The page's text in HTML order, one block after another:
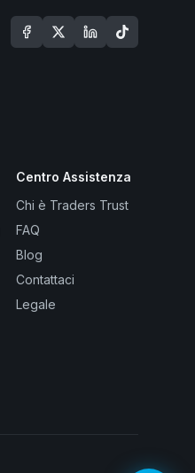
Centro Assistenza
Chi è Traders Trust
FAQ
Blog
Contattaci
Legale